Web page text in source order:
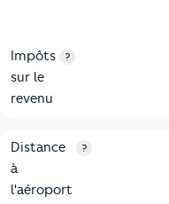
Impôts
sur le
revenu
?
3-Critères Flayosc
Distance
à
l'aéroport
?